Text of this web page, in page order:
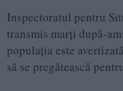
Inspectoratul pentru
transmis marți după-
populația este
să se pregătească